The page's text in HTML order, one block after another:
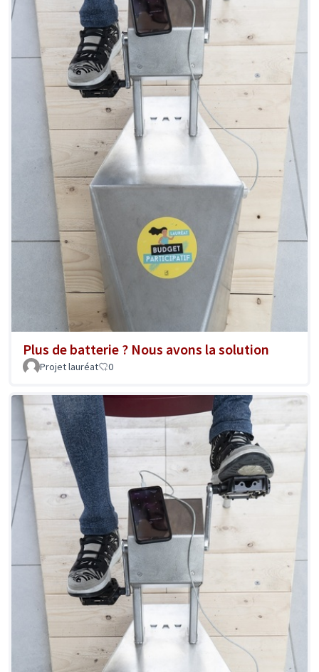
Plus de batterie ? Nous avons la solution
Projet lauréat 0